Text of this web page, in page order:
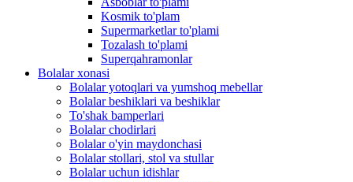
Kosmik to'plam
Supermarketlar to'plami
Tozalash to'plami
Superqahramonlar
Bolalar xonasi
Bolalar yotoqlari va yumshoq mebellar
Bolalar beshiklari va beshiklar
To'shak bamperlari
Bolalar chodirlari
Bolalar o'yin maydonchasi
Bolalar stollari, stol va stullar
Bolalar uchun idishlar